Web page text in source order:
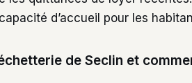
d’accueil pour les
de Seclin et